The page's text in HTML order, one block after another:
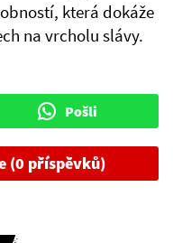
která dokáže
na vrcholu slávy.
Pošli
(0 příspěvků)